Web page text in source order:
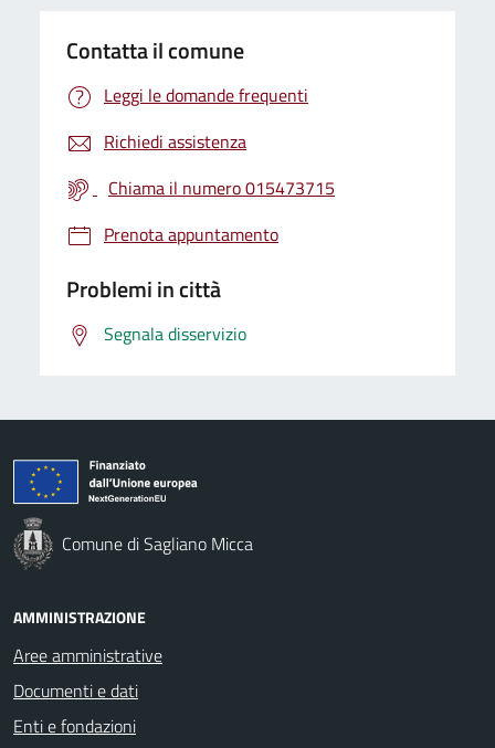
Contatta il comune
Leggi le domande frequenti
Richiedi assistenza
Chiama il numero 015473715
Prenota appuntamento
Problemi in città
Segnala disservizio
Comune di Sagliano Micca
AMMINISTRAZIONE
Aree amministrative
Documenti e dati
Enti e fondazioni